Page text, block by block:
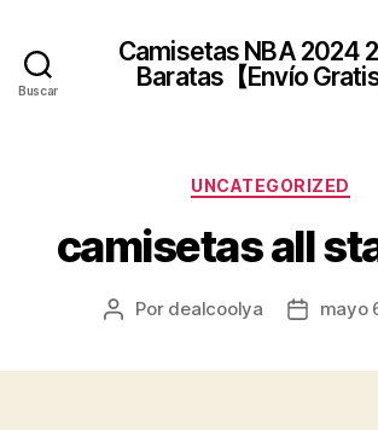
Buscar
Camisetas NBA 2024
Baratas【Envío Gratis
Categorías
UNCATEGORIZED
camisetas all
Autor
Por dealcoolya
Fecha
mayo